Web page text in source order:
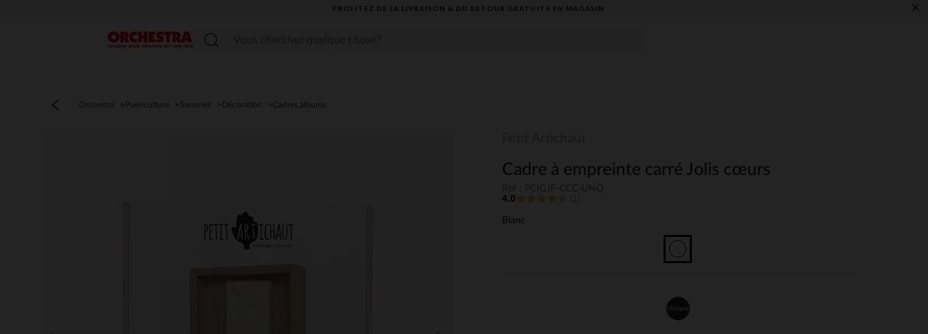
PROFITEZ DE LA LIVRAISON & DU RETOUR GRATUITS EN MAGASIN​ ×
Menu
Orchestra Puériculture Sommeil Décoration Cadres,albums
Cadre à empreinte carré Jolis cœurs
4.0
Blanc
Unique